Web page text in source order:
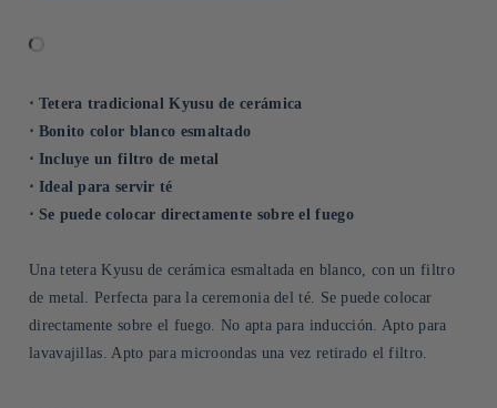
⋅ Tetera tradicional Kyusu de cerámica
⋅ Bonito color blanco esmaltado
⋅ Incluye un filtro de metal
⋅ Ideal para servir té
⋅ Se puede colocar directamente sobre el fuego
Una tetera Kyusu de cerámica esmaltada en blanco, con un filtro
de metal. Perfecta para la ceremonia del té. Se puede colocar
directamente sobre el fuego. No apta para inducción. Apto para
lavavajillas. Apto para microondas una vez retirado el filtro.